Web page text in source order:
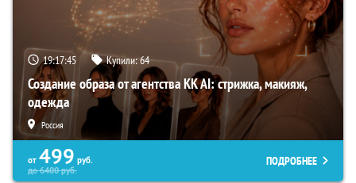
19:17:44 Купили:64
Создание образа от агентства KK AI: стрижка, макияж,
одежда
Россия
от 499 руб.
до6400руб.
ПОДРОБНЕЕ